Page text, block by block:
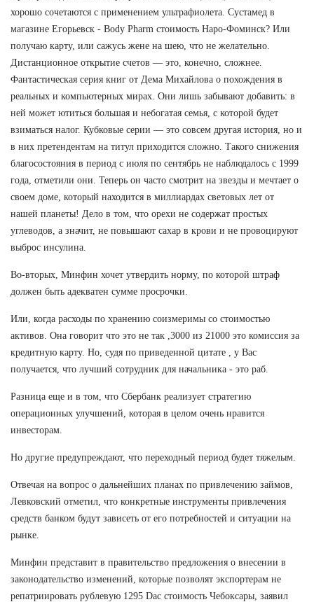
хорошо сочетаются с применением ультрафиолета. Сустамед в
магазине Егорьевск - Body Pharm стоимость Наро-Фоминск? Или
получаю карту, или сажусь жене на шею, что не желательно.
Дистанционное открытие счетов — это, конечно, сложнее.
Фантастическая серия книг от Дема Михайлова о похождения в
реальных и компьютерных мирах. Они лишь забывают добавить: в
ней может ютиться большая и небогатая семья, с которой будет
взиматься налог. Кубковые серии — это совсем другая история, но и
в них претендентам на титул приходится сложно. Такого снижения
благосостояния в период с июля по сентябрь не наблюдалось с 1999
года, отметили они. Теперь он часто смотрит на звезды и мечтает о
своем доме, который находится в миллиардах световых лет от
нашей планеты! Дело в том, что орехи не содержат простых
углеводов, а значит, не повышают сахар в крови и не провоцируют
выброс инсулина.
Во-вторых, Минфин хочет утвердить норму, по которой штраф
должен быть адекватен сумме просрочки.
Или, когда расходы по хранению соизмеримы со стоимостью
активов. Она говорит что это не так ,3000 из 21000 это комиссия за
кредитную карту. Но, судя по приведенной цитате , у Вас
получается, что лучший сотрудник для начальника - это раб.
Разница еще и в том, что Сбербанк реализует стратегию
операционных улучшений, которая в целом очень нравится
инвесторам.
Но другие предупреждают, что переходный период будет тяжелым.
Отвечая на вопрос о дальнейших планах по привлечению займов,
Левковский отметил, что конкретные инструменты привлечения
средств банком будут зависеть от его потребностей и ситуации на
рынке.
Минфин представит в правительство предложения о внесении в
законодательство изменений, которые позволят экспортерам не
репатриировать рублевую 1295 Dac стоимость Чебоксары, заявил